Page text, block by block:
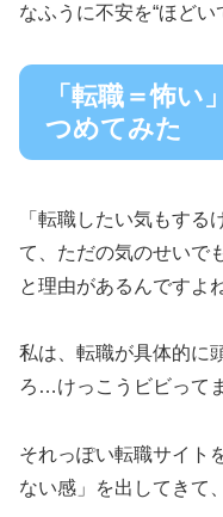
なふうに不安を“ほどい
「転職＝怖
つめてみた
「転職したい気もする
て、ただの気のせいで
と理由があるんですよ
私は、転職が具体的に
ろ…けっこうビビって
それっぽい転職サイト
ない感」を出してきて